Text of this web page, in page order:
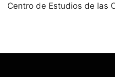
Centro de Estudios de las